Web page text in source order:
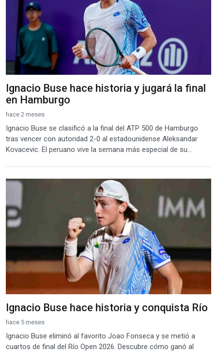
Ignacio Buse hace historia y jugará la final
en Hamburgo
hace 2 meses
Ignacio Buse se clasificó a la final del ATP 500 de Hamburgo
tras vencer con autoridad 2-0 al estadounidense Aleksandar
Kovacevic. El peruano vive la semana más especial de su...
Ignacio Buse hace historia y conquista Río
hace 5 meses
Ignacio Buse eliminó al favorito Joao Fonseca y se metió a
cuartos de final del Río Open 2026. Descubre cómo ganó al